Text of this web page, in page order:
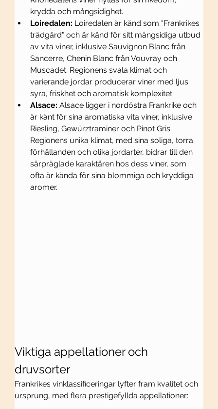
krydda och mångsidighet.
Loiredalen: Loiredalen är känd som "Frankrikes
trädgård" och är känd för sitt mångsidiga utbud
av vita viner, inklusive Sauvignon Blanc från
Sancerre, Chenin Blanc från Vouvray och
Muscadet. Regionens svala klimat och
varierande jordar producerar viner med ljus
syra, friskhet och aromatisk komplexitet.
Alsace: Alsace ligger i nordöstra Frankrike och
är känt för sina aromatiska vita viner, inklusive
Riesling, Gewürztraminer och Pinot Gris.
Regionens unika klimat, med sina soliga, torra
förhållanden och olika jordarter, bidrar till den
särpräglade karaktären hos dess viner, som
ofta är kända för sina blommiga och kryddiga
aromer.
Viktiga appellationer och
druvsorter
Frankrikes vinklassificeringar lyfter fram kvalitet och
ursprung, med flera prestigefyllda appellationer: